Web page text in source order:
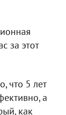
за этот
что 5 лет
а
как